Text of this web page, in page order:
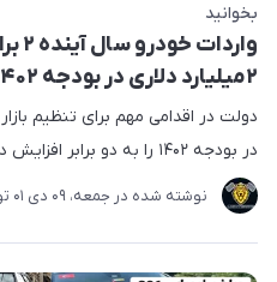
بخوانید
۲میلیارد دلاری در بودجه ۱۴۰۲
دولت در اقدامی مهم برای تنظیم
در بودجه ۱۴۰۲ را به دو برابر افزایش داده است.
نوشته شده در جمعه، 09 دی 01